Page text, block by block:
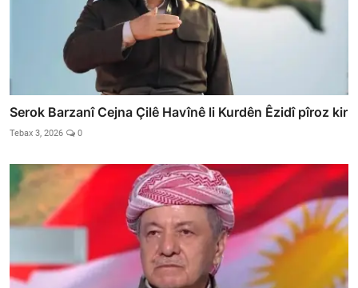
Serok Barzanî Cejna Çilê Havînê li Kurdên Êzidî pîroz kir
Tebax 3, 2026 0